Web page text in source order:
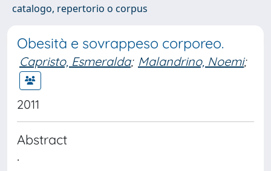
catalogo, repertorio o corpus
Obesità e sovrappeso corporeo.
Capristo, Esmeralda; Malandrino, Noemi;
2011
Abstract
.